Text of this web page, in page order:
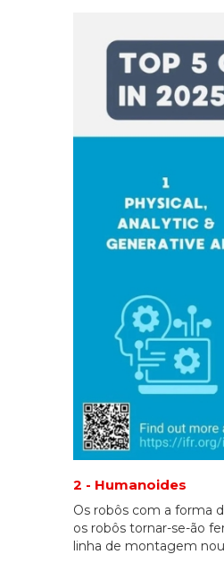
2 - Humanoides
Os robôs com a forma
os robôs tornar-se-ão
linha de montagem